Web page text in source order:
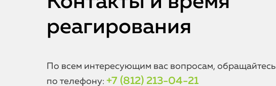
реагирования
По всем интересующим вас вопросам, обращайтесь
по телефону: +7 (812) 213-04-21